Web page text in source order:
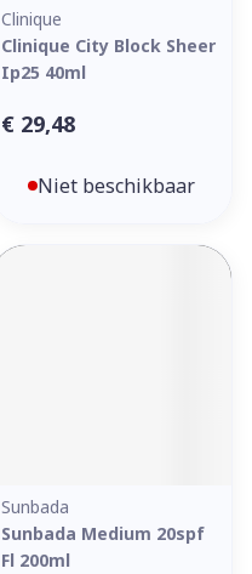
Clinique
Clinique City Block Sheer
Ip25 40ml
€ 29,48
Niet beschikbaar
Sunbada
Sunbada Medium 20spf
Fl 200ml